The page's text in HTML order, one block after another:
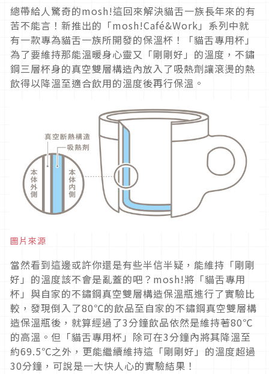
總帶給人驚奇的mosh!這回來解決貓舌一族長年來的有
苦不能言！新推出的「mosh!Café&Work」系列中就
有一款專為貓舌一族所開發的保溫杯！「貓舌專用杯」
為了要維持那能溫暖身心靈又「剛剛好」的溫度，不鏽
鋼三層杯身的真空雙層構造內放入了吸熱劑讓滾燙的熱
飲得以降溫至適合飲用的溫度後再行保溫。
圖片來源
當然看到這邊或許你還是有些半信半疑，能維持「剛剛
好」的溫度該不會是亂蓋的吧？mosh!將「貓舌專用
杯」與自家的不鏽鋼真空雙層構造保溫瓶進行了實驗比
較，發現倒入了80℃的飲品至自家的不鏽鋼真空雙層構
造保溫瓶後，就算經過了3分鐘飲品依然是維持著80℃
的高溫。但「貓舌專用杯」除可在3分鐘內將其降溫至
約69.5℃之外，更能繼續維持這「剛剛好」的溫度超過
30分鐘，可說是一大快人心的實驗結果！